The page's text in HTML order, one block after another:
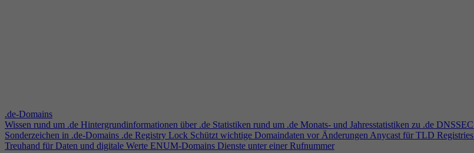
.de-Domains
Wissen rund um .de Hintergrundinformationen über .de Statistiken rund um .de Monats- und Jahresstatistiken zu .de DNSSEC
Sonderzeichen in .de-Domains .de Registry Lock Schützt wichtige Domaindaten vor ÄnderungenAnycast für TLD Registries
Treuhand für Daten und digitale Werte ENUM-Domains Dienste unter einer Rufnummer